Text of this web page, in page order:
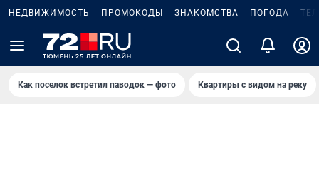
НЕДВИЖИМОСТЬ ПРОМОКОДЫ ЗНАКОМСТВА ПОГОДА
Как поселок встретил паводок — фото Квартиры с видом на реку